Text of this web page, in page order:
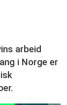
arbeid
i Norge er